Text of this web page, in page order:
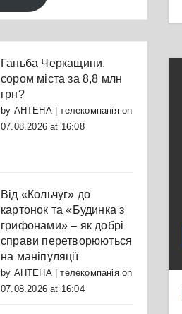
Ганьба Черкащини,
сором міста за 8,8 млн
грн?
by АНТЕНА | телекомпаніяon
07.08.2026 at 16:08
Від «Кольчуг» до
картонок та «Будинка з
грифонами» – як добрі
справи перетворюються
на маніпуляції
by АНТЕНА | телекомпаніяon
07.08.2026 at 16:04